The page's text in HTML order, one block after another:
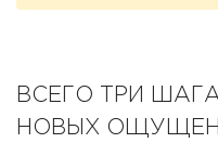
ВСЕГО ТРИ
НОВЫХ